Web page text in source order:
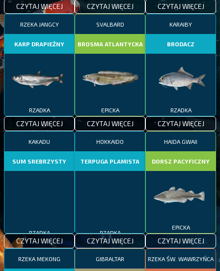
CZYTAJ WIĘCEJ CZYTAJ WIĘCEJ CZYTAJ WIĘCEJ
RZEKA JANGCY
KARP DRAPIEŻNY
RZADKA
CZYTAJ WIĘCEJ
SVALBARD
BROSMA ATLANTYCKA
EPICKA
CZYTAJ WIĘCEJ
KARAIBY
BRODACZ
RZADKA
CZYTAJ WIĘCEJ
KAKADU
SUM SREBRZYSTY
CZYTAJ WIĘCEJ
HOKKAIDO
TERPUGA PLAMISTA
CZYTAJ WIĘCEJ
HAIDA GWAII
DORSZ PACYFICZNY
EPICKA
CZYTAJ WIĘCEJ
RZEKA MEKONG GIBRALTAR RZEKA ŚW. WAWRZYŃCA